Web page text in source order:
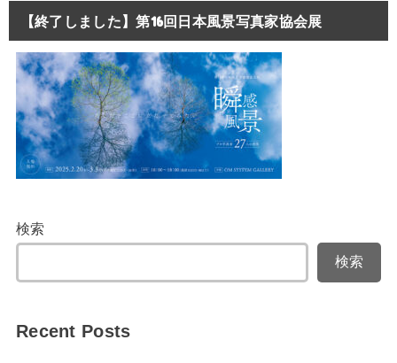
【終了しました】第16回日本風景写真家協会展
検索
検索
Recent Posts